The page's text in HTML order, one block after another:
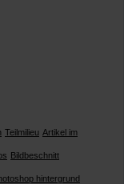
Teilmilieu Artikel im
Bildbeschnitt
hintergrund